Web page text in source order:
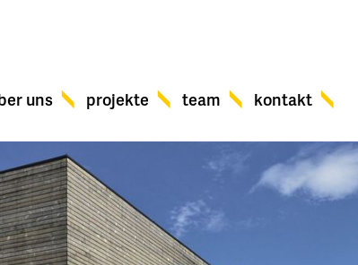
uns projekte team kontakt